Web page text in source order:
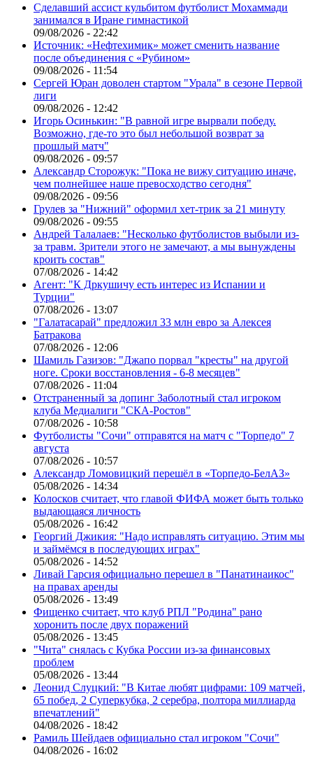
Сделавший ассист кульбитом футболист Мохаммади
занимался в Иране гимнастикой
09/08/2026 - 22:42
Источник: «Нефтехимик» может сменить название
после объединения с «Рубином»
09/08/2026 - 11:54
Сергей Юран доволен стартом "Урала" в сезоне Первой
лиги
09/08/2026 - 12:42
Игорь Осинькин: "В равной игре вырвали победу.
Возможно, где-то это был небольшой возврат за
прошлый матч"
09/08/2026 - 09:57
Александр Сторожук: "Пока не вижу ситуацию иначе,
чем полнейшее наше превосходство сегодня"
09/08/2026 - 09:56
Грулев за "Нижний" оформил хет-трик за 21 минуту
09/08/2026 - 09:55
Андрей Талалаев: "Несколько футболистов выбыли из-
за травм. Зрители этого не замечают, а мы вынуждены
кроить состав"
07/08/2026 - 14:42
Агент: "К Дркушичу есть интерес из Испании и
Турции"
07/08/2026 - 13:07
"Галатасарай" предложил 33 млн евро за Алексея
Батракова
07/08/2026 - 12:06
Шамиль Газизов: "Джапо порвал "кресты" на другой
ноге. Сроки восстановления - 6-8 месяцев"
07/08/2026 - 11:04
Отстраненный за допинг Заболотный стал игроком
клуба Медиалиги "СКА-Ростов"
07/08/2026 - 10:58
Футболисты "Сочи" отправятся на матч с "Торпедо" 7
августа
07/08/2026 - 10:57
Александр Ломовицкий перешёл в «Торпедо-БелАЗ»
05/08/2026 - 14:34
Колосков считает, что главой ФИФА может быть только
выдающаяся личность
05/08/2026 - 16:42
Георгий Джикия: "Надо исправлять ситуацию. Этим мы
и займёмся в последующих играх"
05/08/2026 - 14:52
Ливай Гарсия официально перешел в "Панатинаикос"
на правах аренды
05/08/2026 - 13:49
Фищенко считает, что клуб РПЛ "Родина" рано
хоронить после двух поражений
05/08/2026 - 13:45
"Чита" снялась с Кубка России из-за финансовых
проблем
05/08/2026 - 13:44
Леонид Слуцкий: "В Китае любят цифрами: 109 матчей,
65 побед, 2 Суперкубка, 2 серебра, полтора миллиарда
впечатлений"
04/08/2026 - 18:42
Рамиль Шейдаев официально стал игроком "Сочи"
04/08/2026 - 16:02